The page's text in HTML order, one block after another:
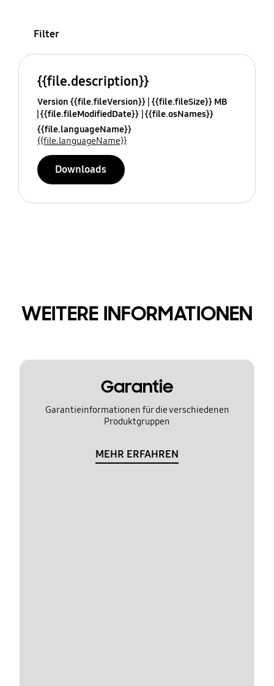
Filter
{{file.description}}
Version {{file.fileVersion}} {{file.fileSize}} MB
{{file.fileModifiedDate}} {{file.osNames}}
{{file.languageName}}
{{file.languageName}}
Downloads
WEITERE INFORMATIONEN
Garantie
Garantieinformationen für die verschiedenen
Produktgruppen
MEHR ERFAHREN